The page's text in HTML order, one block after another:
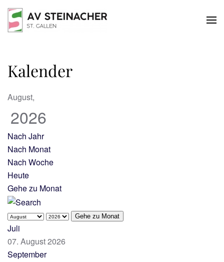
Skip to main content
Kalender
August,
2026
Nach Jahr
Nach Monat
Nach Woche
Heute
Gehe zu Monat
Gehe zu Monat
Juli
07. August 2026
September